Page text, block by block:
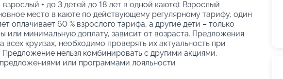
взрослый + до 3 детей до 18 лет в одной каюте): Взрослый
место в каюте по действующему регулярному тарифу, один
оплачивает 60 % взрослого тарифа, а другие дети – только
или минимальную доплату, зависит от возраста. Предложения
всех круизах, необходимо проверять их актуальность при
нельзя комбинировать с другими акциями,
или программами лояльности